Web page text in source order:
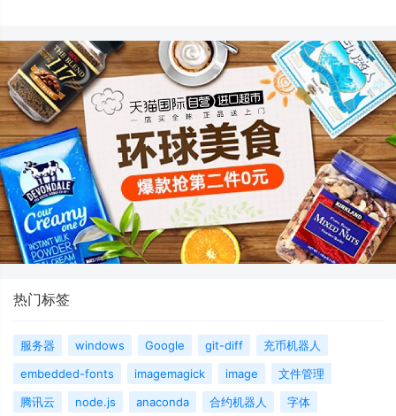
热门标签
服务器 windows Google git-diff
充币机器人
embedded-fonts
imagemagick image
文件管理
腾讯云
node.js anaconda 合约机器人
字体